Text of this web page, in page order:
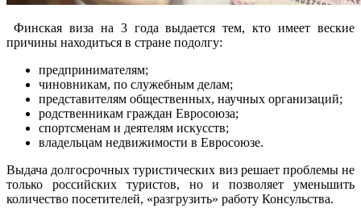
Финская виза на 3 года выдается тем, кто имеет веские
причины находиться в стране подолгу:
предпринимателям;
чиновникам, по служебным делам;
представителям общественных, научных организаций;
родственникам граждан Евросоюза;
спортсменам и деятелям искусств;
владельцам недвижимости в Евросоюзе.
Выдача долгосрочных туристических виз решает проблемы не
только российских туристов, но и позволяет уменьшить
количество посетителей, «разгрузить» работу Консульства.